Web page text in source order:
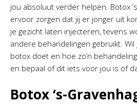
jou absoluut verder helpen. Botox
ervoor zorgen dat jij er jonger uit
je gezicht laten injecteren, tevens
andere behandelingen gebruikt.
botox doet en hoe zo’n
en bepaal of dit iets voor jou is of
Botox ‘s-